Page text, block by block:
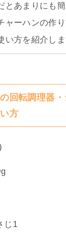
とあまりにも
ャーハンの作
い方を紹介しま
回転調理器・
方
じ1